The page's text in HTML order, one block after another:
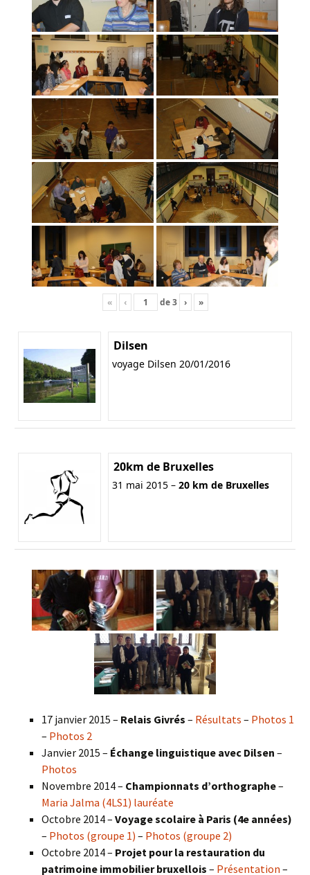
« ‹ de3 › »
Dilsen
voyage Dilsen 20/01/2016
20km de Bruxelles
31 mai 2015 – 20 km de Bruxelles
17 janvier 2015 – Relais Givrés – Résultats – Photos 1
– Photos 2
Janvier 2015 – Échange linguistique avec Dilsen –
Photos
Novembre 2014 – Championnats d’orthographe–
Maria Jalma (4LS1) lauréate
Octobre 2014 – Voyage scolaire à Paris (4e années)
– Photos (groupe 1) – Photos (groupe 2)
Octobre 2014 – Projet pour la restauration du
patrimoine immobilier bruxellois – Présentation –